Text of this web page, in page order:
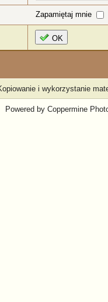
Zapamiętaj mnie
OK
i wykorzystanie
Powered by Coppermine